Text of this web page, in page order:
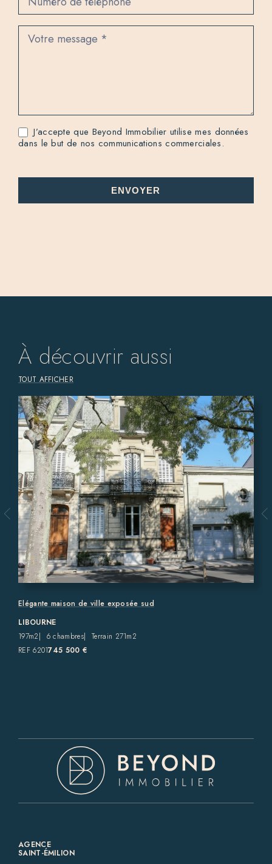
J’accepte que Beyond Immobilier utilise mes données
dans le but de nos communications commerciales.
ENVOYER
À découvrir aussi
TOUT AFFICHER
Elégante maison de ville exposée sud
LIBOURNE
197m2
6 chambres
Terrain 271m2
REF 6201745 500 €
AGENCE
SAINT-ÉMILION